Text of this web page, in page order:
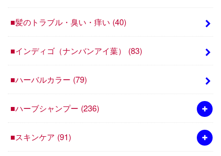
■髪のトラブル・臭い・痒い (40)
■インディゴ（ナンバンアイ葉） (83)
■ハーバルカラー (79)
■ハーブシャンプー (236)
■スキンケア (91)